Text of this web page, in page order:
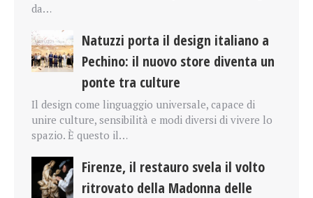
da…
Natuzzi porta il design italiano a
Pechino: il nuovo store diventa un
ponte tra culture
Il design come linguaggio universale, capace di
unire culture, sensibilità e modi diversi di vivere lo
spazio. È questo il…
Firenze, il restauro svela il volto
ritrovato della Madonna delle